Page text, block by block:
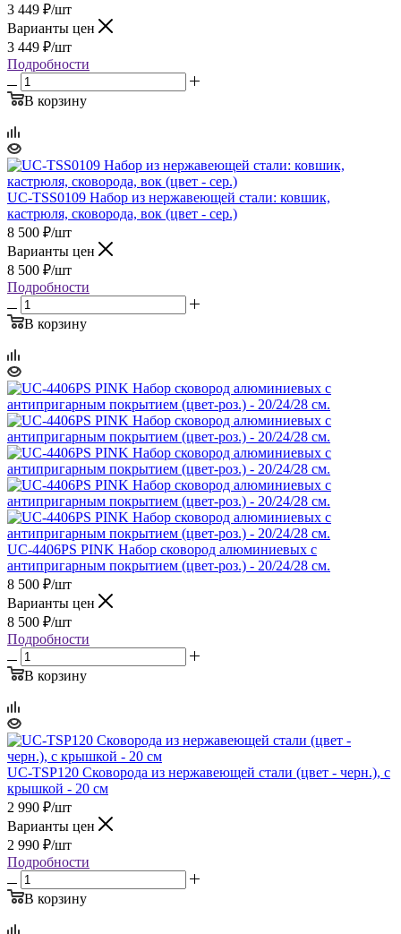
3 449 ₽/шт
Варианты цен
3 449 ₽/шт
Подробности
В корзину
UC-TSS0109 Набор из нержавеющей стали: ковшик,
кастрюля, сковорода, вок (цвет - сер.)
8 500 ₽/шт
Варианты цен
8 500 ₽/шт
Подробности
В корзину
UC-4406PS PINK Набор сковород алюминиевых с
антипригарным покрытием (цвет-роз.) - 20/24/28 см.
8 500 ₽/шт
Варианты цен
8 500 ₽/шт
Подробности
В корзину
UC-TSP120 Сковорода из нержавеющей стали (цвет - черн.), с
крышкой - 20 см
2 990 ₽/шт
Варианты цен
2 990 ₽/шт
Подробности
В корзину